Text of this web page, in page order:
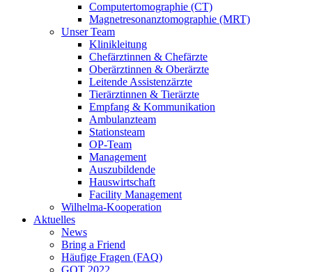
Computertomographie (CT)
Magnetresonanztomographie (MRT)
Unser Team
Klinikleitung
Chefärztinnen & Chefärzte
Oberärztinnen & Oberärzte
Leitende Assistenzärzte
Tierärztinnen & Tierärzte
Empfang & Kommunikation
Ambulanzteam
Stationsteam
OP-Team
Management
Auszubildende
Hauswirtschaft
Facility Management
Wilhelma-Kooperation
Aktuelles
News
Bring a Friend
Häufige Fragen (FAQ)